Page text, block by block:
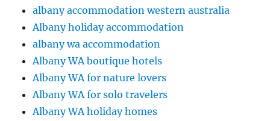
albany accommodation western australia
Albany holiday accommodation
albany wa accommodation
Albany WA boutique hotels
Albany WA for nature lovers
Albany WA for solo travelers
Albany WA holiday homes